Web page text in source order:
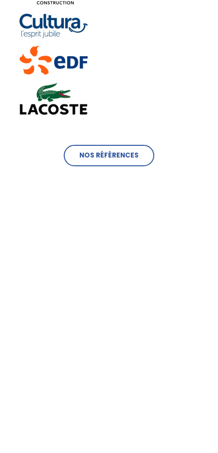
NOS RÉFÉRENCES